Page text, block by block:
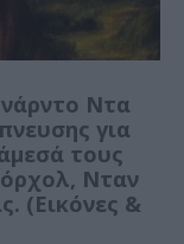
Ντα
για
τους
Νταν
(Εικόνες &